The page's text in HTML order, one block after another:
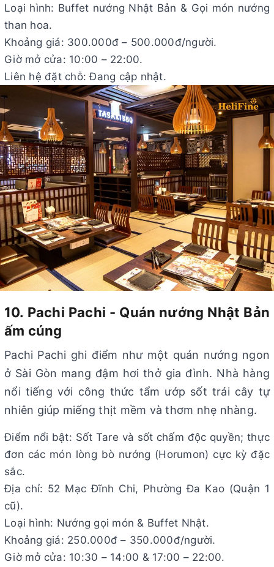
Loại hình: Buffet nướng Nhật Bản & Gọi món nướng
than hoa.
Khoảng giá: 300.000đ – 500.000đ/người.
Giờ mở cửa: 10:00 – 22:00.
Liên hệ đặt chỗ: Đang cập nhật.
10. Pachi Pachi - Quán nướng Nhật Bản
ấm cúng
Pachi Pachi ghi điểm như một quán nướng ngon
ở Sài Gòn mang đậm hơi thở gia đình. Nhà hàng
nổi tiếng với công thức tẩm ướp sốt trái cây tự
nhiên giúp miếng thịt mềm và thơm nhẹ nhàng.
Điểm nổi bật: Sốt Tare và sốt chấm độc quyền; thực
đơn các món lòng bò nướng (Horumon) cực kỳ đặc
sắc.
Địa chỉ: 52 Mạc Đĩnh Chi, Phường Đa Kao (Quận 1
cũ).
Loại hình: Nướng gọi món & Buffet Nhật.
Khoảng giá: 250.000đ – 350.000đ/người.
Giờ mở cửa: 10:30 – 14:00 & 17:00 – 22:00.